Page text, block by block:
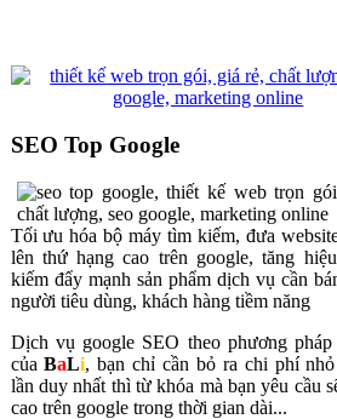
SEO Top Google
Tối ưu hóa bộ máy tìm kiếm, đưa
lên thứ hạng cao trên google, tăng
kiếm đẩy mạnh sản phẩm dịch vụ cần
người tiêu dùng, khách hàng tiềm năng
Dịch vụ google SEO theo phương
củaBaLi, bạn chỉ cần bỏ ra chi phí
lần duy nhất thì từ khóa mà bạn yêu cầu
cao trên google trong thời gian dài...